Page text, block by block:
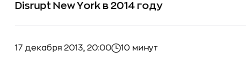
Disrupt New York в 2014 году
17 декабря 2013, 20:00 10 минут